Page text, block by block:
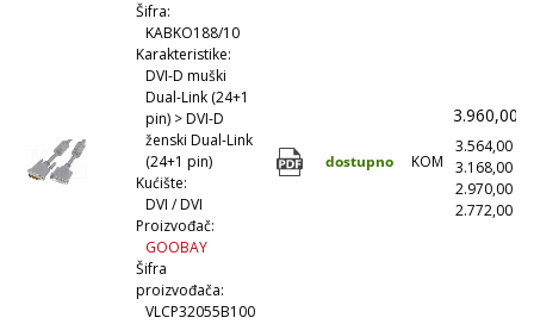
Šifra:
KABKO188/10
Karakteristike:
DVI-D muški
Dual-Link (24+1
pin) > DVI-D
ženski Dual-Link
(24+1 pin)
Kućište:
DVI / DVI
Proizvođač:
GOOBAY
Šifra
proizvođača:
VLCP32055B100
dostupno KOM
3.960,00
3.564,00
3.168,00
2.970,00
2.772,00